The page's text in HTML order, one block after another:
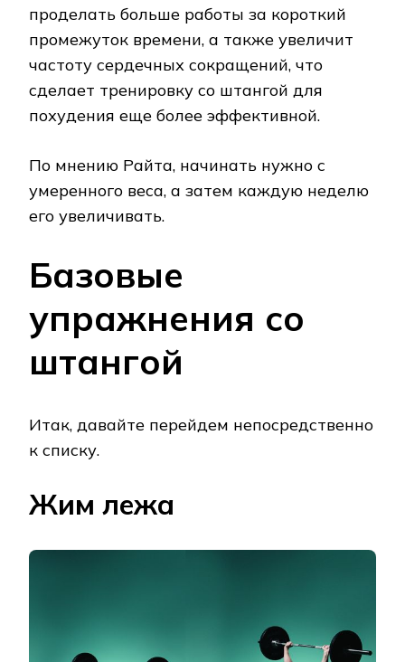
проделать больше работы за короткий
промежуток времени, а также увеличит
частоту сердечных сокращений, что
сделает тренировку со штангой для
похудения еще более эффективной.
По мнению Райта, начинать нужно с
умеренного веса, а затем каждую неделю
его увеличивать.
Базовые
упражнения со
штангой
Итак, давайте перейдем непосредственно
к списку.
Жим лежа